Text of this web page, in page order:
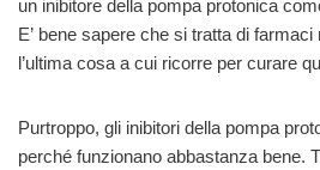
un inibitore della pompa protonica
E’ bene sapere che si tratta di
l’ultima cosa a cui ricorre per curare
Purtroppo, gli inibitori della pompa
perché funzionano abbastanza bene.